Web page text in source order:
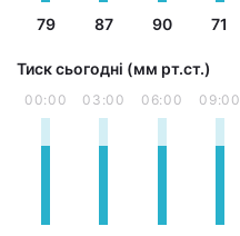
79 87 90 71
Тиск сьогодні (мм рт.ст.)
00:00 03:00 06:00 09:00